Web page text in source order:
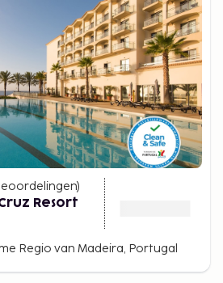
)
Resort
Regio van Madeira, Portugal